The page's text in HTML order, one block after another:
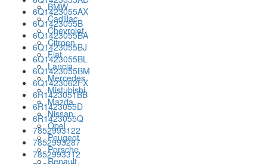
6Q1423055AX
6Q1423055B
6Q1423055BA
6Q1423055BJ
6Q1423055BL
6Q1423055BM
6Q1423062FX
6R1423051BB
6R1423055D
6R1423055Q
7852993122
7852993287
7852993312
BMW
Cadillac
Chevrolet
Citroen
Fiat
Lancia
Mercedes
Mistubishi
Mazda
Nissan
Opel
Peugeot
Porsche
Renault